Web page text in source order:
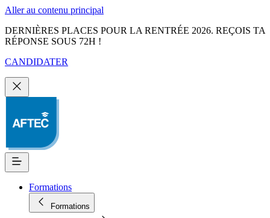
Aller au contenu principal
DERNIÈRES PLACES POUR LA RENTRÉE 2026. REÇOIS TA
RÉPONSE SOUS 72H !
CANDIDATER
Formations
Formations